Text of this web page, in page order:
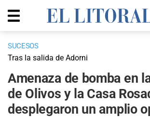
SUCESOS
Tras la salida de Adorni
Amenaza de bomba en
de Olivos y la Casa
desplegaron un amplio